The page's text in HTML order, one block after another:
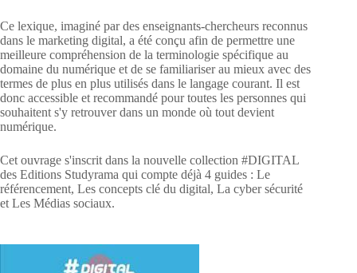
Ce lexique, imaginé par des enseignants-chercheurs reconnus
dans le marketing digital, a été conçu afin de permettre une
meilleure compréhension de la terminologie spécifique au
domaine du numérique et de se familiariser au mieux avec des
termes de plus en plus utilisés dans le langage courant. Il est
donc accessible et recommandé pour toutes les personnes qui
souhaitent s'y retrouver dans un monde où tout devient
numérique.
Cet ouvrage s'inscrit dans la nouvelle collection #DIGITAL
des Editions Studyrama qui compte déjà 4 guides : Le
référencement, Les concepts clé du digital, La cyber sécurité
et Les Médias sociaux.